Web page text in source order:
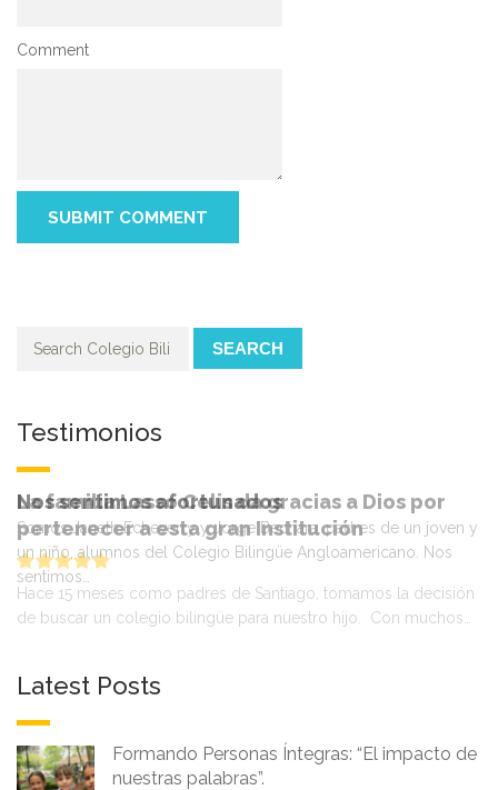
Comment
SEARCH
Testimonios
La familia Lasso Celis da gracias a Dios por
pertenecer a esta gran Institución
Hace 15 meses como padres de Santiago, tomamos la decisión
de buscar un colegio bilingüe para nuestro hijo. Con muchos…
Latest Posts
Formando Personas Íntegras: “El impacto de
nuestras palabras”.